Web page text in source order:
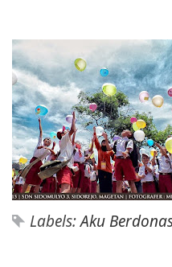
Labels:Aku